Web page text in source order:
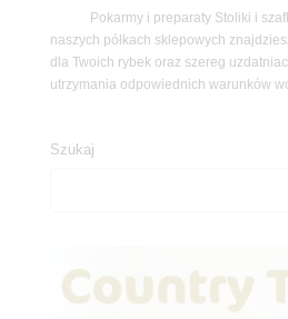
Pokarmy i preparaty Stoliki i
naszych półkach sklepowych
dla Twoich rybek oraz szereg
utrzymania odpowiednich warunków
Szukaj